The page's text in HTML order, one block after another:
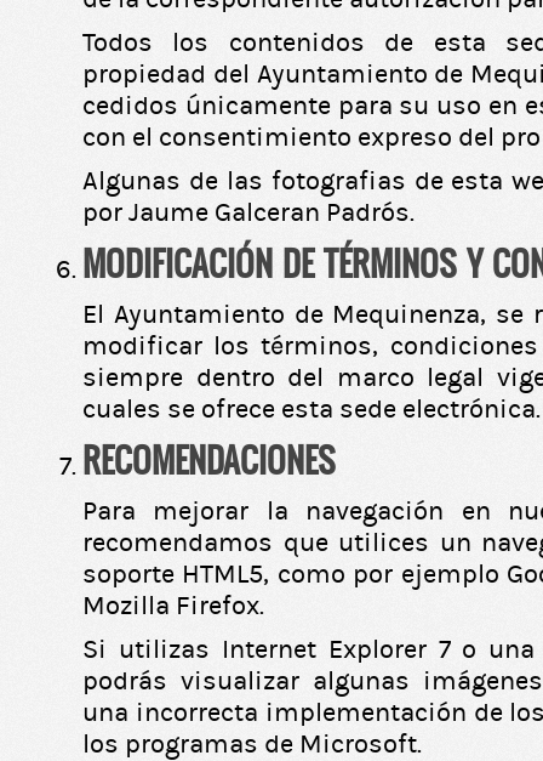
Todos los contenidos de esta
propiedad del Ayuntamiento de
cedidos únicamente para su uso en
con el consentimiento expreso del
Algunas de las fotografias de esta
por Jaume Galceran Padrós.
MODIFICACIÓN DE TÉRMINOS Y
El Ayuntamiento de Mequinenza, se
modificar los términos,
siempre dentro del marco legal
cuales se ofrece esta sede electrónica.
RECOMENDACIONES
Para mejorar la navegación en
recomendamos que utilices un
soporte HTML5, como por ejemplo
Mozilla Firefox.
Si utilizas Internet Explorer 7 o
podrás visualizar algunas
una incorrecta implementación de
los programas de Microsoft.